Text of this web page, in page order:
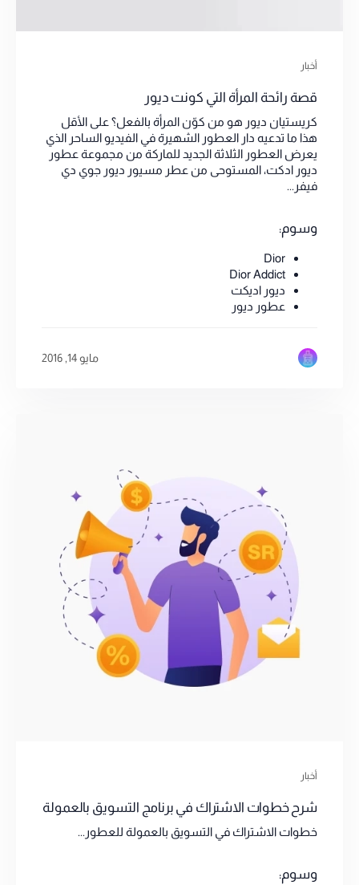
أخبار
قصة رائحة المرأة التي كونت ديور
كريستيان ديور هو من كوّن المرأة بالفعل؟ على الأقل
هذا ما تدعيه دار العطور الشهيرة في الفيديو الساحر الذي
يعرض العطور الثلاثة الجديد للماركة من مجموعة عطور
ديور ادكت، المستوحى من عطر مسيور ديور جوي دي
فيفر...
وسوم:
Dior
Dior Addict
ديور اديكت
عطور ديور
مايو 14, 2016
أخبار
شرح خطوات الاشتراك في برنامج التسويق بالعمولة
خطوات الاشتراك في التسويق بالعمولة للعطور...
وسوم: